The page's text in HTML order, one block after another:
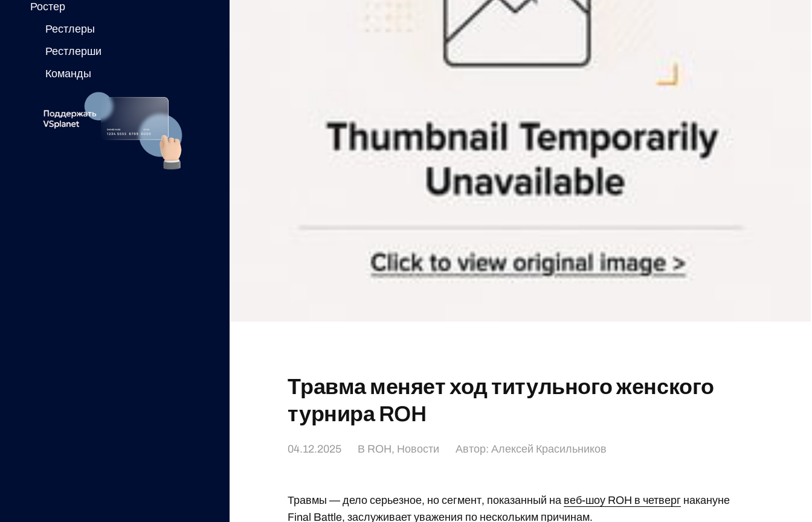
Ростер
Рестлеры
Рестлерши
Команды
Травма меняет ход титульного женского
турнира ROH
04.12.2025 В ROH, Новости Автор:Алексей Красильников
Травмы — дело серьезное, но сегмент, показанный на веб-шоу ROH в четверг накануне
Final Battle, заслуживает уважения по нескольким причинам.